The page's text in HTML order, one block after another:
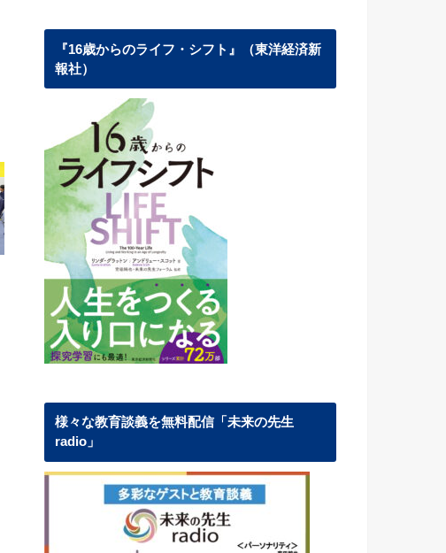
『16歳からのライフ・シフト』（東洋経済新
報社）
様々な教育談義を無料配信「未来の先生
radio」